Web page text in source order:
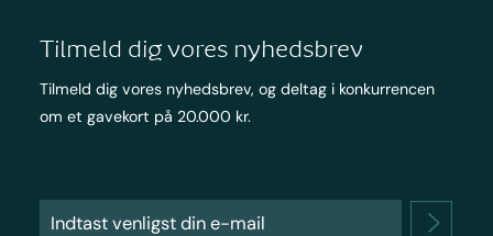
Tilmeld dig vores nyhedsbrev
Tilmeld dig vores nyhedsbrev, og deltag i konkurrencen
om et gavekort på 20.000 kr.